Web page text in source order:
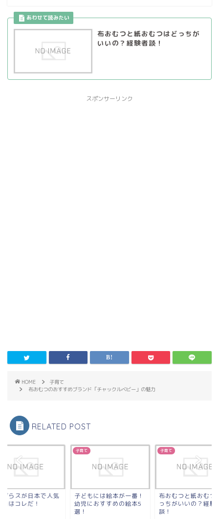
布おむつと紙おむつはどっちが
いいの？経験者談！
スポンサーリンク
HOME
子育て
布おむつのおすすめブランド「チャックルベビー」の魅力
RELATED POST
ザらスが日本で人気
はコレだ！
子育て
子どもには絵本が一番！
幼児におすすめの絵本5
選！
子育て
布おむつと紙おむつ
っちがいいの？経験
談！